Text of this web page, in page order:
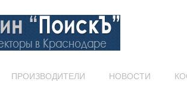
ПРОИЗВОДИТЕЛИ НОВОСТИ